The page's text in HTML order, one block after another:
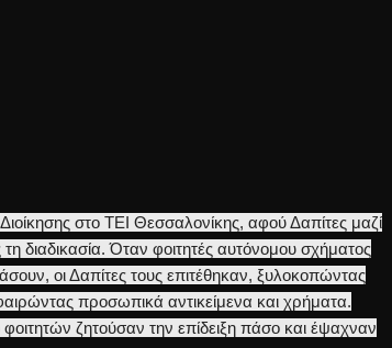
στο ΤΕΙ Θεσσαλονίκης, αφού Δαπίτες μαζί
διαδικασία. Όταν φοιτητές αυτόνομου σχήματος
οι Δαπίτες τους επιτέθηκαν, ξυλοκοπώντας
προσωπικά αντικείμενα και χρήματα.
φοιτητών ζητούσαν την επίδειξη πάσο και έψαχναν